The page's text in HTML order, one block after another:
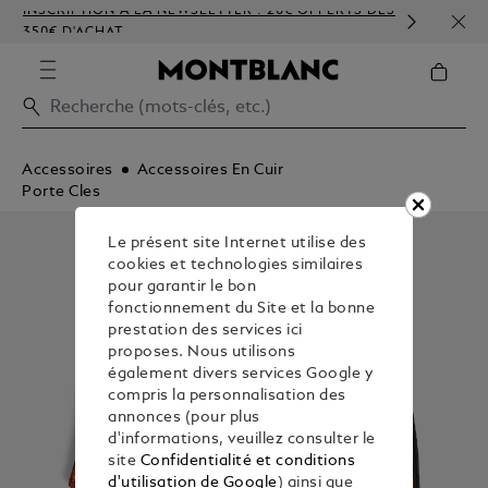
INSCRIPTION À LA NEWSLETTER : 20€ OFFERTS DÈS
350€ D'ACHAT
Accessoires
Accessoires En Cuir
Porte Cles
Le présent site Internet utilise des
cookies et technologies similaires
pour garantir le bon
fonctionnement du Site et la bonne
prestation des services ici
proposes. Nous utilisons
également divers services Google y
compris la personnalisation des
annonces (pour plus
d'informations, veuillez consulter le
site Confidentialité et conditions
d'utilisation de Google) ainsi que